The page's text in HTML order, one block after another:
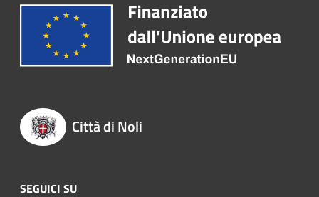
Città di Noli
SEGUICI SU